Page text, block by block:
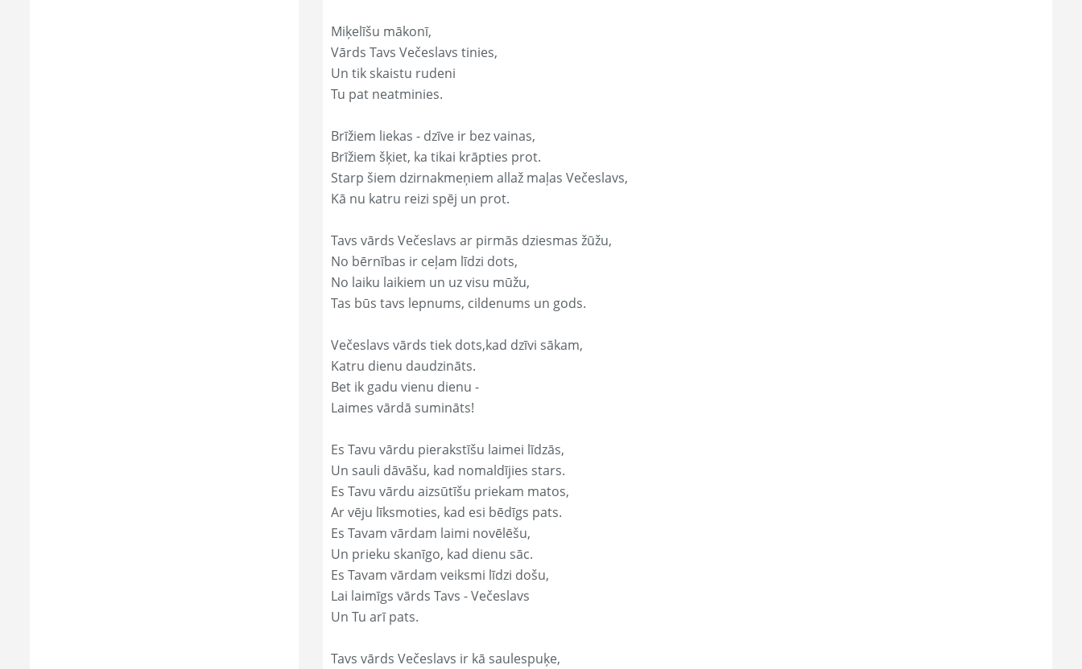
Miķelīšu mākonī,
Vārds Tavs Večeslavs tinies,
Un tik skaistu rudeni
Tu pat neatminies.
Brīžiem liekas - dzīve ir bez vainas,
Brīžiem šķiet, ka tikai krāpties prot.
Starp šiem dzirnakmeņiem allaž maļas Večeslavs,
Kā nu katru reizi spēj un prot.
Tavs vārds Večeslavs ar pirmās dziesmas žūžu,
No bērnības ir ceļam līdzi dots,
No laiku laikiem un uz visu mūžu,
Tas būs tavs lepnums, cildenums un gods.
Večeslavs vārds tiek dots,kad dzīvi sākam,
Katru dienu daudzināts.
Bet ik gadu vienu dienu -
Laimes vārdā sumināts!
Es Tavu vārdu pierakstīšu laimei līdzās,
Un sauli dāvāšu, kad nomaldījies stars.
Es Tavu vārdu aizsūtīšu priekam matos,
Ar vēju līksmoties, kad esi bēdīgs pats.
Es Tavam vārdam laimi novēlēšu,
Un prieku skanīgo, kad dienu sāc.
Es Tavam vārdam veiksmi līdzi došu,
Lai laimīgs vārds Tavs - Večeslavs
Un Tu arī pats.
Tavs vārds Večeslavs ir kā saulespuķe,